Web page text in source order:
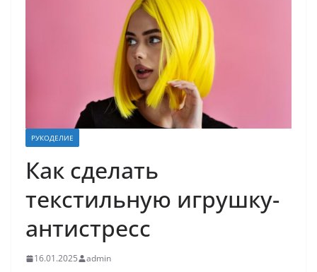
РУКОДЕЛИЕ
Как сделать
текстильную игрушку-
антистресс
16.01.2025 admin